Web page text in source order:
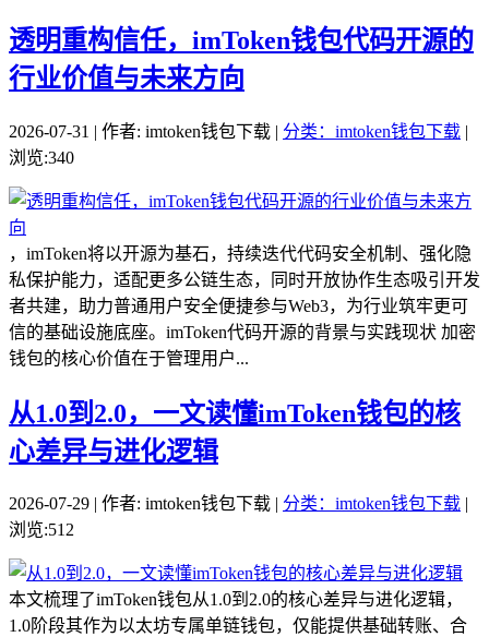
透明重构信任，imToken钱包代码开源的
行业价值与未来方向
2026-07-31 | 作者: imtoken钱包下载 | 分类：imtoken钱包下载 |
浏览:340
，imToken将以开源为基石，持续迭代代码安全机制、强化隐
私保护能力，适配更多公链生态，同时开放协作生态吸引开发
者共建，助力普通用户安全便捷参与Web3，为行业筑牢更可
信的基础设施底座。imToken代码开源的背景与实践现状 加密
钱包的核心价值在于管理用户...
从1.0到2.0，一文读懂imToken钱包的核
心差异与进化逻辑
2026-07-29 | 作者: imtoken钱包下载 | 分类：imtoken钱包下载 |
浏览:512
本文梳理了imToken钱包从1.0到2.0的核心差异与进化逻辑，
1.0阶段其作为以太坊专属单链钱包，仅能提供基础转账、合